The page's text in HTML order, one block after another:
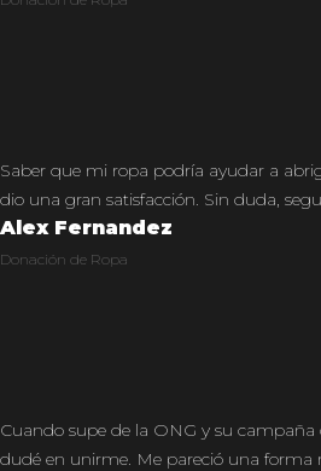
Saber que mi ropa podría ayudar a
dio una gran satisfacción. Sin duda,
Alex Fernandez
Donación de Ropa
Cuando supe de la ONG y su
dudé en unirme. Me pareció una forma